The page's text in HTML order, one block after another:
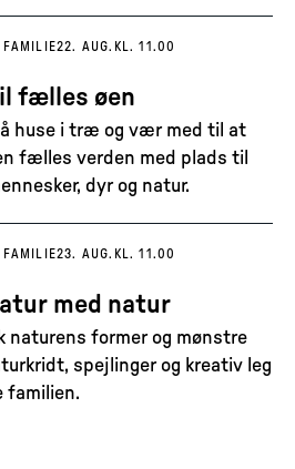
FAMILIE22. AUG. KL. 11.00
fælles øen
huse i træ og vær med til at
fælles verden med plads til
dyr og natur.
FAMILIE23. AUG. KL. 11.00
med natur
naturens former og mønstre
spejlinger og kreativ leg
familien.